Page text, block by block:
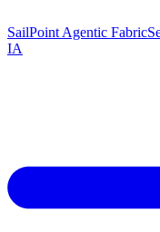
SailPoint Agentic Fabric
IA